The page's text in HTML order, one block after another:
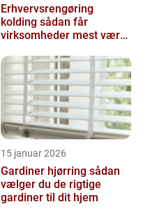
Erhvervsrengøring
kolding sådan får
virksomheder mest værdi
15 januar 2026
Gardiner hjørring sådan
vælger du de rigtige
gardiner til dit hjem